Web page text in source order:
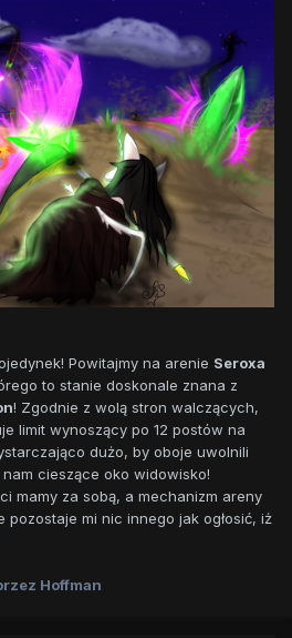
Powitajmy na arenie Seroxa
to stanie doskonale znana z
! Zgodnie z wolą stron walczących,
limit wynoszący po 12 postów na
dużo, by oboje uwolnili
cieszące oko widowisko!
mamy za sobą, a mechanizm areny
mi nic innego jak ogłosić, iż
Hoffman